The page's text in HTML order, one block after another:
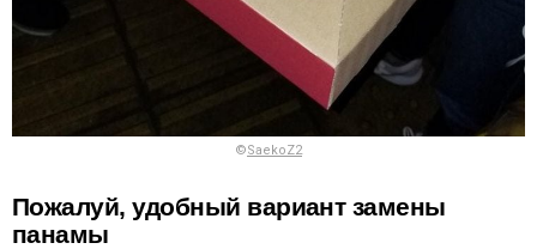
©SaekoZ2
Пожалуй, удобный вариант замены
панамы